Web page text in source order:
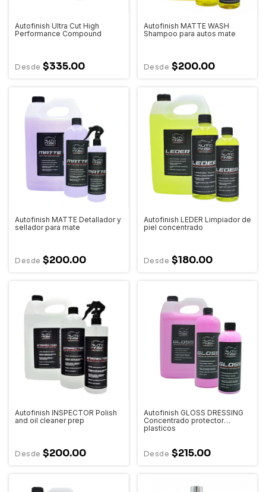
Autofinish Ultra Cut High
Performance Compound
$335.00
Autofinish MATTE WASH
Shampoo para autos mate
$200.00
Autofinish MATTE Detallador y
sellador para mate
$200.00
Autofinish LEDER Limpiador de
piel concentrado
$180.00
Autofinish INSPECTOR Polish
and oil cleaner prep
$200.00
Autofinish GLOSS DRESSING
Concentrado protector
plasticos
$215.00